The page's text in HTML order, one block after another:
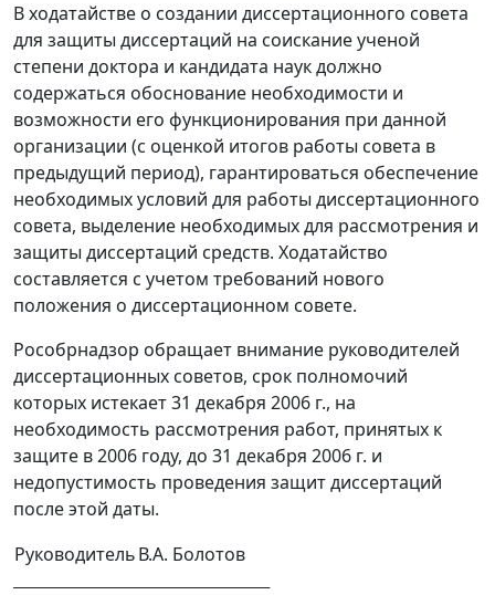
В ходатайстве о создании диссертационного совета
для защиты диссертаций на соискание ученой
степени доктора и кандидата наук должно
содержаться обоснование необходимости и
возможности его функционирования при данной
организации (с оценкой итогов работы совета в
предыдущий период), гарантироваться обеспечение
необходимых условий для работы диссертационного
совета, выделение необходимых для рассмотрения и
защиты диссертаций средств. Ходатайство
составляется с учетом требований нового
положения о диссертационном совете.
Рособрнадзор обращает внимание руководителей
диссертационных советов, срок полномочий
которых истекает 31 декабря 2006 г., на
необходимость рассмотрения работ, принятых к
защите в 2006 году, до 31 декабря 2006 г. и
недопустимость проведения защит диссертаций
после этой даты.
РуководительВ.А. Болотов